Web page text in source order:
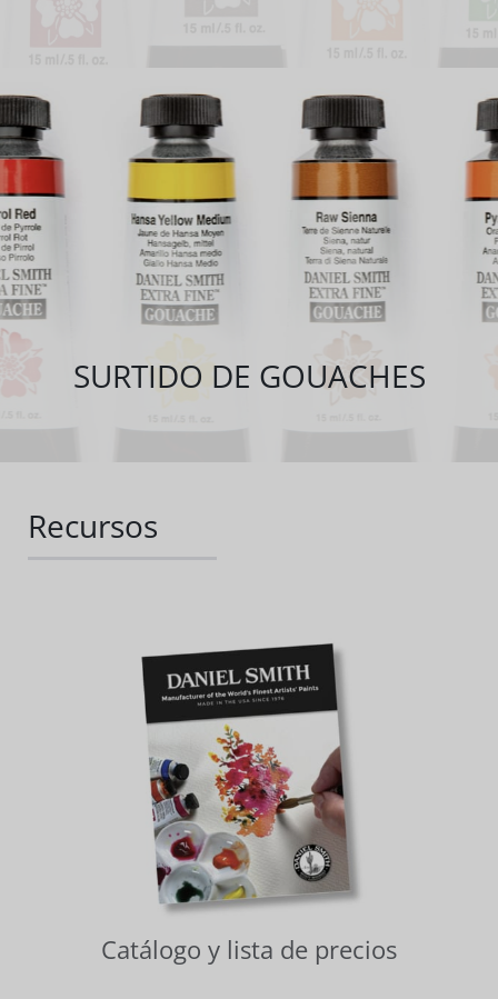
SURTIDO DE GOUACHES
Recursos
Catálogo y lista de precios